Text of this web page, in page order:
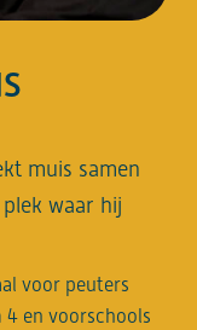
muis samen
waar hij
voor peuters
4 en voorschools